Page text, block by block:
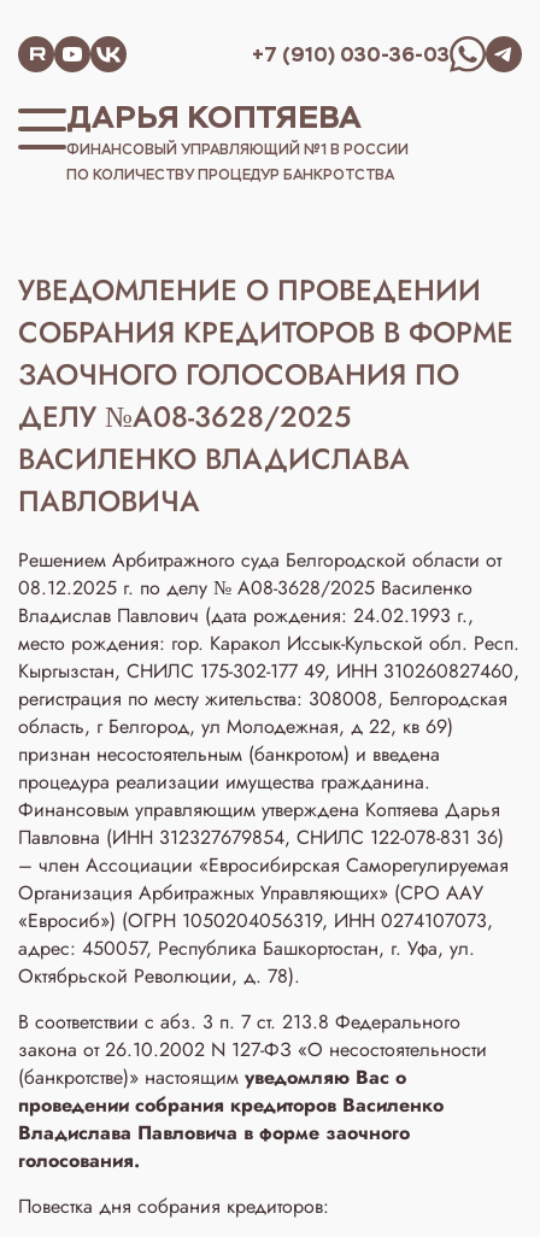
+7 (910) 030-36-03
ДАРЬЯ КОПТЯЕВА
ФИНАНСОВЫЙ УПРАВЛЯЮЩИЙ №1 В РОССИИ
ПО КОЛИЧЕСТВУ ПРОЦЕДУР БАНКРОТСТВА
УВЕДОМЛЕНИЕ О ПРОВЕДЕНИИ
СОБРАНИЯ КРЕДИТОРОВ В ФОРМЕ
ЗАОЧНОГО ГОЛОСОВАНИЯ ПО
ДЕЛУ №А08-3628/2025
ВАСИЛЕНКО ВЛАДИСЛАВА
ПАВЛОВИЧА
Решением Арбитражного суда Белгородской области от
08.12.2025 г. по делу № А08-3628/2025 Василенко
Владислав Павлович (дата рождения: 24.02.1993 г.,
место рождения: гор. Каракол Иссык-Кульской обл. Респ.
Кыргызстан, СНИЛС 175-302-177 49, ИНН 310260827460,
регистрация по месту жительства: 308008, Белгородская
область, г Белгород, ул Молодежная, д 22, кв 69)
признан несостоятельным (банкротом) и введена
процедура реализации имущества гражданина.
Финансовым управляющим утверждена Коптяева Дарья
Павловна (ИНН 312327679854, СНИЛС 122-078-831 36)
– член Ассоциации «Евросибирская Саморегулируемая
Организация Арбитражных Управляющих» (СРО ААУ
«Евросиб») (ОГРН 1050204056319, ИНН 0274107073,
адрес: 450057, Республика Башкортостан, г. Уфа, ул.
Октябрьской Революции, д. 78).
В соответствии с абз. 3 п. 7 ст. 213.8 Федерального
закона от 26.10.2002 N 127-ФЗ «О несостоятельности
(банкротстве)» настоящим уведомляю Вас о
проведении собрания кредиторов Василенко
Владислава Павловича в форме заочного
голосования.
Повестка дня собрания кредиторов: